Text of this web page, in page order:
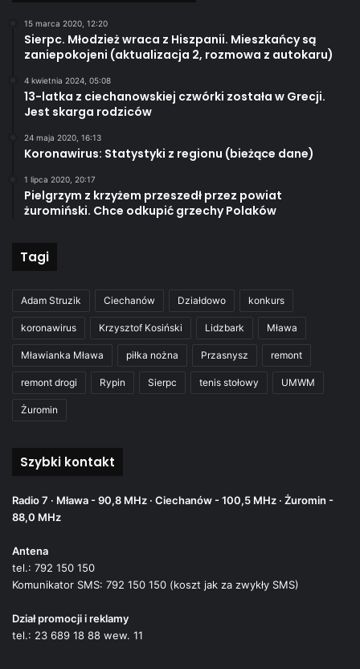
15 marca 2020, 12:20
Sierpc. Młodzież wraca z Hiszpanii. Mieszkańcy są
zaniepokojeni (aktualizacja 2, rozmowa z autokaru)
4 kwietnia 2024, 05:08
13-latka z ciechanowskiej czwórki została w Grecji.
Jest skarga rodziców
24 maja 2020, 16:13
Koronawirus: Statystyki z regionu (bieżące dane)
1 lipca 2020, 20:17
Pielgrzym z krzyżem przeszedł przez powiat
żuromiński. Chce odkupić grzechy Polaków
Tagi
Adam Struzik Ciechanów Działdowo konkurs
koronawirus Krzysztof Kosiński Lidzbark Mława
Mławianka Mława piłka nożna Przasnysz remont
remont drogi Rypin Sierpc tenis stołowy UMWM
Żuromin
Szybki kontakt
Radio 7 · Mława - 90,8 MHz · Ciechanów - 100,5 MHz · Żuromin -
88,0 MHz
Antena
tel.: 792 150 150
Komunikator SMS: 792 150 150 (koszt jak za zwykły SMS)
Dział promocji i reklamy
tel.: 23 689 18 88 wew. 11